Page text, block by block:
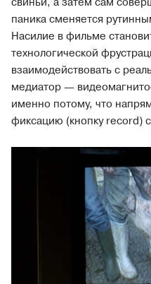
паника сменяется
Насилие в фильме
технологической
взаимодействовать с
медиатор —
именно потому, что
фиксацию (кнопку record)